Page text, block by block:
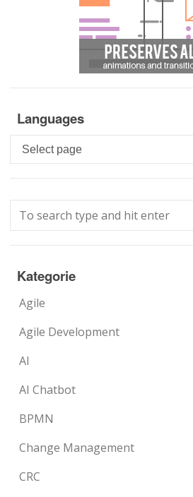
Languages
Languages
Kategorie
Agile
Agile Development
AI
AI Chatbot
BPMN
Change Management
CRC